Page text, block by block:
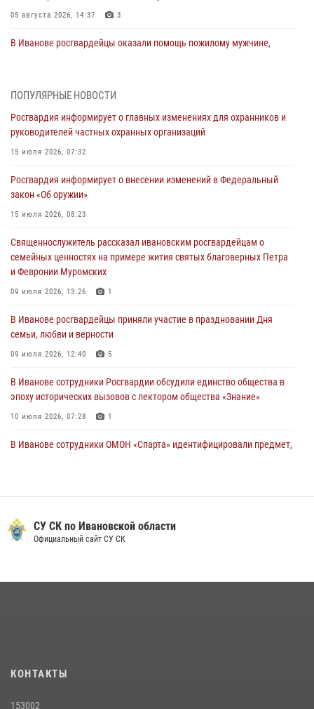
05 августа 2026, 14:37 3
В Иванове росгвардейцы оказали помощь пожилому мужчине,
торжественных мероприятиях, посвященных празднованию Дня
Воздушно-десантных войск
02 августа 2026, 11:46
Мероприятия в рамках акции «Каникулы с Росгвардией»
продолжаются в Ивановской области
31 июля 2026, 11:08
В Ивановской области при содействии Росгвардии задержаны
подозреваемые в серии автомобильных краж
30 июля 2026, 12:41
празднования Дня Крещения Руси
28 июля 2026, 08:57
ПОПУЛЯРНЫЕ НОВОСТИ
Росгвардия информирует о главных изменениях для охранников и
руководителей частных охранных организаций
15 июля 2026, 07:32
Росгвардия информирует о внесении изменений в Федеральный
закон «Об оружии»
15 июля 2026, 08:23
Священнослужитель рассказал ивановским росгвардейцам о
семейных ценностях на примере жития святых благоверных Петра
и Февронии Муромских
09 июля 2026, 13:26 1
В Иванове росгвардейцы приняли участие в праздновании Дня
семьи, любви и верности
09 июля 2026, 12:40 5
В Иванове сотрудники Росгвардии обсудили единство общества в
эпоху исторических вызовов с лектором общества «Знание»
10 июля 2026, 07:28 1
В Иванове сотрудники ОМОН «Спарта» идентифицировали предмет,
15 июля 2026, 13:03
В Иванове росгвардейцы обеспечили безопасность граждан во
СУ СК по Ивановской области
Официальный сайт СУ СК
КОНТАКТЫ
153002